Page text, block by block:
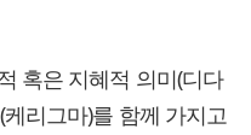
혹은 지혜적 의미(디다
리그마)를 함께 가지고